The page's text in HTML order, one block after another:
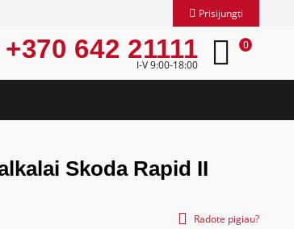
Prisijungti
+370 642 21111
I-V 9:00-18:00
0
Skoda Rapid II
Radote pigiau?